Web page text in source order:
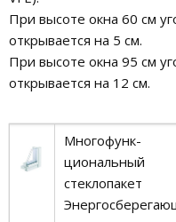
При высоте окна 60 см
открывается на 5 см.
При высоте окна 95 см
открывается на 12 см.
Многофунк-
циональный
стеклопакет